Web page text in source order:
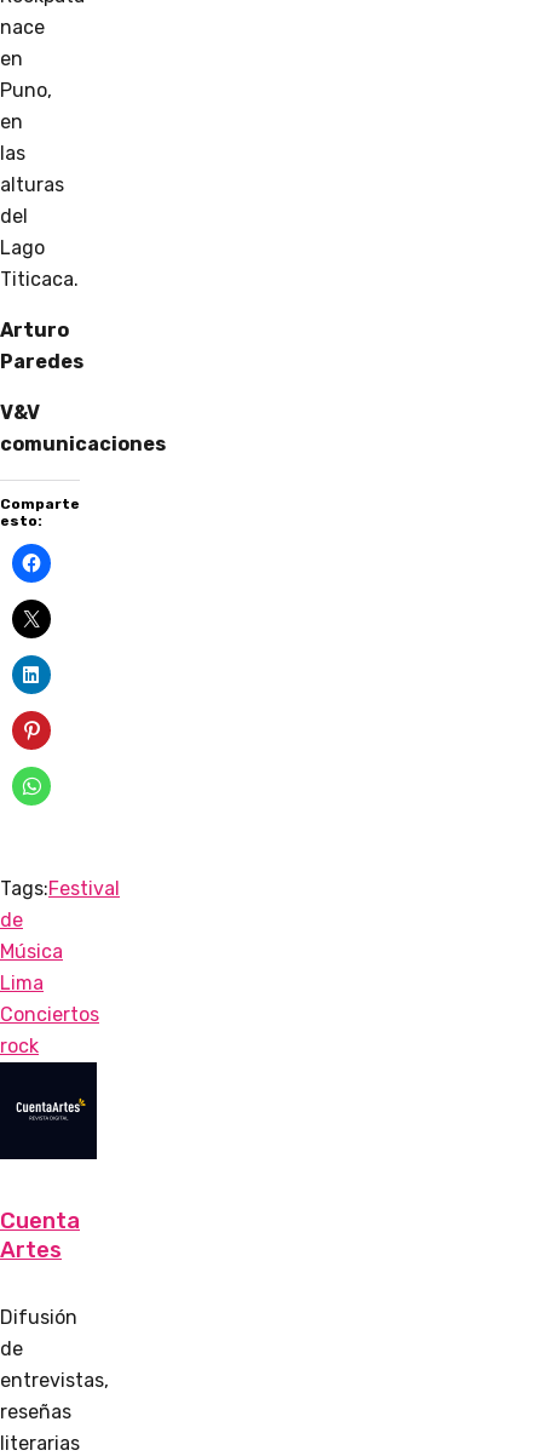
nace
en
Puno,
en
las
alturas
del
Lago
Titicaca.
Arturo
Paredes
V&V
comunicaciones
Comparte
esto:
Tags:Festival
de
Música
Lima
Conciertos
rock
Cuenta
Artes
Difusión
de
entrevistas,
reseñas
literarias